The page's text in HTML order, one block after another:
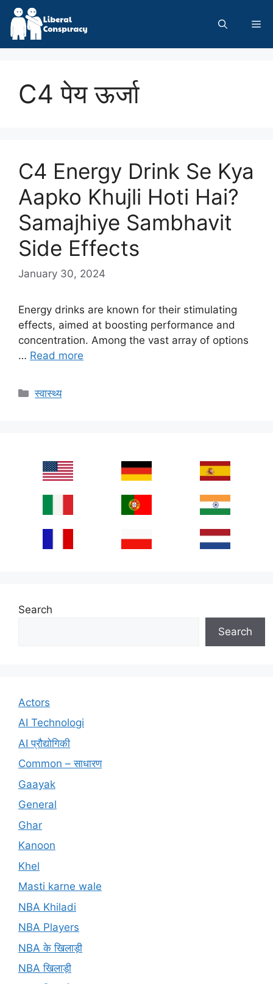
Skip
content
C4 पेय ऊर्जा
C4 Energy Drink Se Kya
Aapko Khujli Hoti Hai?
Samajhiye Sambhavit
Side Effects
January 30, 2024
Energy drinks are known for their stimulating
effects, aimed at boosting performance and
concentration. Among the vast array of options
… Read more
Categories
स्वास्थ्य
Search
Search
Actors
AI Technologi
AI प्रौद्योगिकी
Common – साधारण
Gaayak
General
Ghar
Kanoon
Khel
Masti karne wale
NBA Khiladi
NBA Players
NBA के खिलाड़ी
NBA खिलाड़ी